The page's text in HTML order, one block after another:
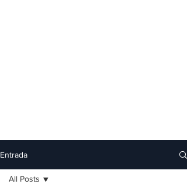
Entrada
All Posts